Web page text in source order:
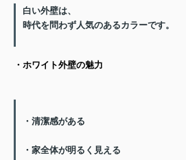
白い外壁は、
時代を問わず人気のあるカラーです。
・ホワイト外壁の魅力
・清潔感がある
・家全体が明るく見える